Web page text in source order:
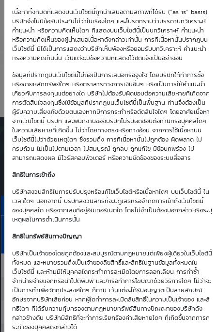
เนื้อหาทั้งหมดที่แสดงบนเว็บไซต์นี้ถูกนำเสนอตามสภาพที่ได้รับ (“as is” basis)
บริษัทจึงไม่มีข้อรับประกันไม่ว่าในเรื่องใดๆ และโปรดทราบว่าบรรดาบทวิเคราะห์
คำแนะนำ หรือความคิดเห็นใดๆ ที่แสดงบนเว็บไซต์นี้เป็นบทวิเคราะห์ คำแนะนำ
หรือความคิดเห็นของผู้นำเสนอเนื้อหาดังกล่าวเท่านั้น การที่เนื้อหานั้นปรากฏบน
เว็บไซต์นี้ มิได้เป็นการแสดงว่าบริษัทเห็นพ้องหรือยอมรับบทวิเคราะห์ คำแนะนำ
หรือความคิดเห็นนั้น เว้นแต่จะมีข้อความที่แสดงไว้ชัดแจ้งเป็นอย่างอื่น
ข้อมูลที่ปรากฎบนเว็บไซต์นี้ไม่ถือเป็นการเสนอหรือจูงใจ โดยบริษัทให้ทำการซื้อ
หรือขายหลักทรัพย์ใดๆ หรือตราสารทางการเงินอื่นๆ หรือเป็นการให้คำแนะนำ
เกี่ยวกับการลงทุนแต่อย่างใด บริษัทไม่ต้องรับผิดชอบต่อความเสียหายที่เกิดจาก
การตัดสินใจลงทุนซึ่งใช้ข้อมูลที่ปรากฏบนเว็บไซต์นี้เป็นพื้นฐาน ท่านจึงต้องเป็น
ผู้รับความเสี่ยงภัยด้วยตนเองหากมีการกระทำหรือตัดสินใจใดๆ โดยอาศัยเนื้อหา
จากเว็บไซต์นี้ บริษัท และพนักงานของบริษัทไม่รับผิดชอบต่อท่านหรือบุคคลใดๆ
ในความเสียหายที่เกิดขึ้น ไม่ว่าโดยทางตรงหรือทางอ้อม จากการใช้เนื้อหาบน
เว็บไซต์นี้ไม่ว่าด้วยเหตุใดๆ ซึ่งรวมถึง การที่เนื้อหานั้นไม่ถูกต้อง ผิดพลาด ไม่
ครบถ้วน ไม่เป็นไปตามเวลา ไม่สมบูรณ์ ถูกลบ ถูกแก้ไข มีข้อบกพร่อง ไม่
สามารถแสดงผล มีไวรัสคอมพิวเตอร์ หรือความขัดข้องของระบบสื่อสาร
สิทธิในการเข้าถึง
บริษัทสงวนสิทธิในการปรับปรุงหรือแก้ไขเว็บไซต์หรือเนื้อหาใดๆ บนเว็บไซต์นี้ ใน
เวลาใดๆ นอกจากนี้ บริษัทสงวนสิทธิที่จะปฏิเสธหรือจำกัดการเข้าถึงเว็บไซต์นี้
ของบุคคลใด หรือจากเลขที่อยู่อินเทอร์เนตใด โดยไม่จำเป็นต้องบอกกล่าวหรือระบุ
เหตุผลในการดำเนินการนั้น
สิทธิในทรัพย์สินทางปัญญา
บริษัทเป็นเจ้าของโดยถูกต้องและสมบูรณ์ตามกฏหมายแต่เพียงผู้เดียวในเว็บไซต์นี้
ทั้งหมด และหมายรวมถึงเป็นเจ้าของลิขสิทธิ์และสิทธิในฐานข้อมูลทั้งหมดใน
เว็บไซต์นี้ และห้ามมิให้บุคคลใดกระทำการละเมิดโดยการลอกเลียน การทำซ้ำ
จำหน่ายจ่ายแจกหรือนำไปตีพิมพ์ และ/หรือทำการโฆษณาด้วยวิธีการใดๆ ไม่ว่าจะ
เป็นการทำเพื่อวัตถุประสงค์ใดๆ ก็ตาม เว้นแต่จะได้รับอนุญาตเป็นลายลักษณ์
อักษรจากบริษัทเสียก่อน หากผู้ใดทำการละเมิดลิขสิทธิ์ในความเป็นเจ้าของ และสิ
ทธิใดๆ ที่ได้รับความคุ้มครองตามกฏหมายทรัพย์สินทางปัญญาของบริษัทดัง
กล่าวข้างต้น บริษัทมีสิทธิที่จะทำการเรียกร้องค่าเสียหายใดๆ ที่เกิดขึ้นจากการก
ระทำของบุคคลดังกล่าวได้
Effective Gearing
2.59
Sensitivity
0.55
Time Decay
-0.34 %
TTM (days)
122
ตารางเสนอซื้อคืนเบื้องต้นของ
DW01*
ราคาเสนอซื้อคืนเบื้องต้นของ TOA01C2702T
Bid | Offer
10
Aug
26
15.20 15.30 0.30 0.29 0.29 0.29 0.29
15.30 15.40 0.30 0.30 0.30 0.30 0.30
15.40 15.50 0.31 0.31 0.30 0.30 0.30